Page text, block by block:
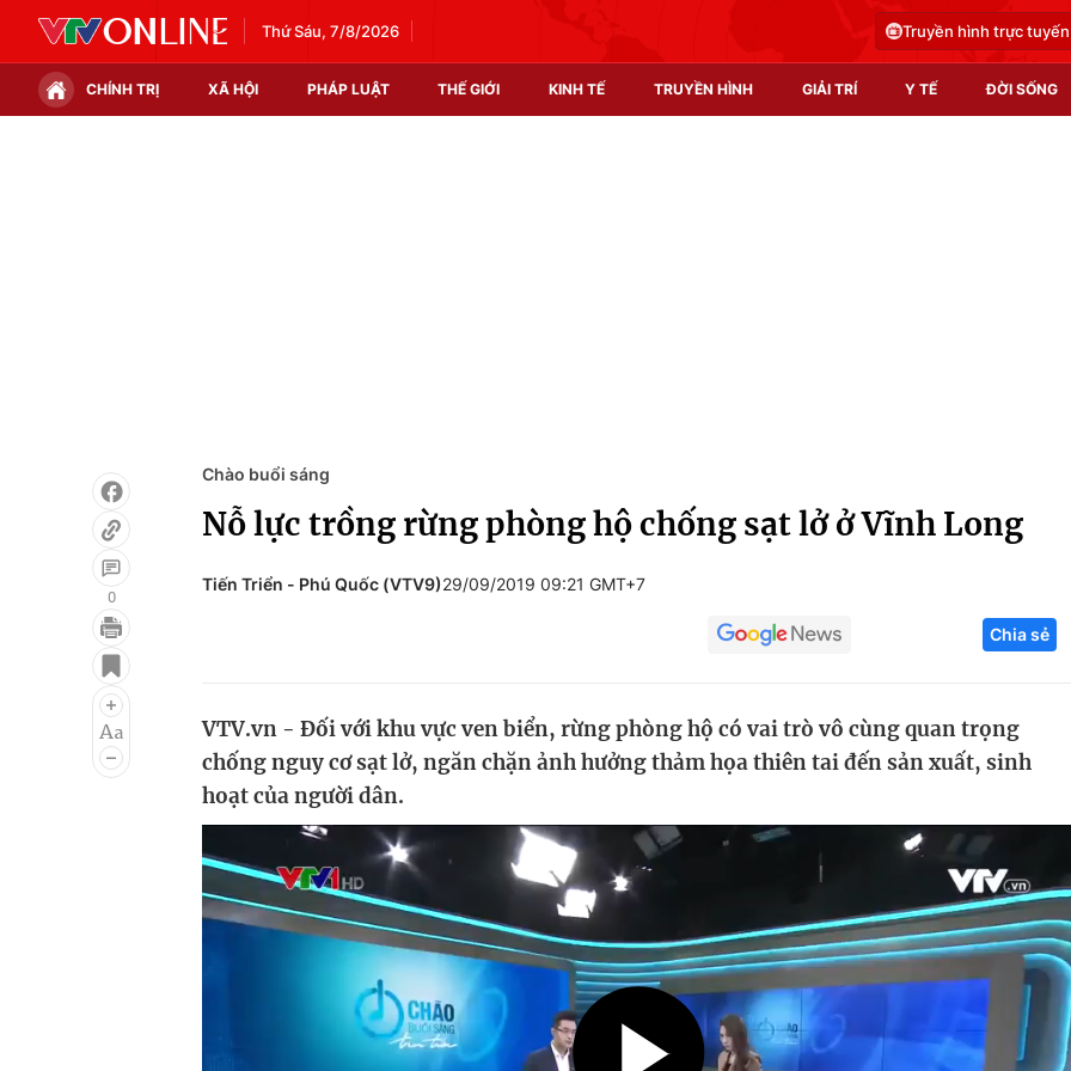
Thứ Sáu, 7/8/2026 Truyền hình trực tuyến
CHÍNH TRỊ XÃ HỘI PHÁP LUẬT THẾ GIỚI KINH TẾ TRUYỀN HÌNH GIẢI TRÍ Y TẾ ĐỜI SỐNG
Infographic
Điện ảnh
Âm nhạc
Làm đẹp
Chất lượng cuộc sống
Học trực tuyến
Công nghệ
Sản phẩm
Tư vấn
0
Chào buổi sáng
Nỗ lực trồng rừng phòng hộ chống sạt lở ở Vĩnh Long
Tiến Triển - Phú Quốc (VTV9)29/09/2019 09:21 GMT+7
Chia sẻ
VTV.vn - Đối với khu vực ven biển, rừng phòng hộ có vai trò vô cùng quan trọng
chống nguy cơ sạt lở, ngăn chặn ảnh hưởng thảm họa thiên tai đến sản xuất, sinh
hoạt của người dân.